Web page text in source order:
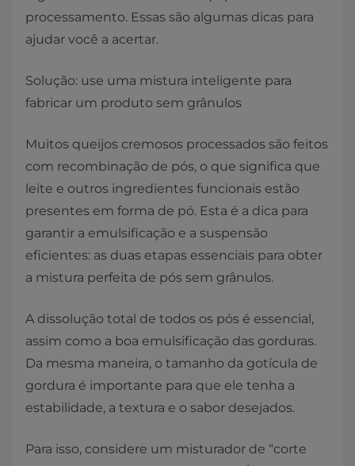
processamento. Essas são algumas dicas para
ajudar você a acertar.
Solução: use uma mistura inteligente para
fabricar um produto sem grânulos
Muitos queijos cremosos processados são feitos
com recombinação de pós, o que significa que
leite e outros ingredientes funcionais estão
presentes em forma de pó. Esta é a dica para
garantir a emulsificação e a suspensão
eficientes: as duas etapas essenciais para obter
a mistura perfeita de pós sem grânulos.
A dissolução total de todos os pós é essencial,
assim como a boa emulsificação das gorduras.
Da mesma maneira, o tamanho da gotícula de
gordura é importante para que ele tenha a
estabilidade, a textura e o sabor desejados.
Para isso, considere um misturador de “corte